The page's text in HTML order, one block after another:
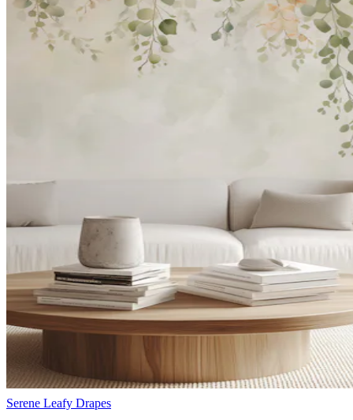
Serene Leafy Drapes